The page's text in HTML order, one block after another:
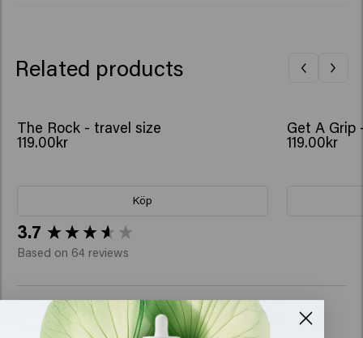
Related products
The Rock - travel size
119.00kr
Köp
Get A Grip
119.00kr
3.7
Based on 64 reviews
Verified Customer
Aránzazu
New content loaded